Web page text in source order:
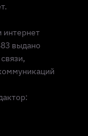
интернет
выдано